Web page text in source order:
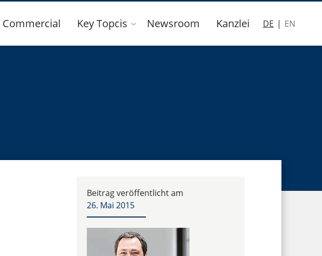
Commercial Key Topcis Newsroom Kanzlei DE EN
Beitrag veröffentlicht am
26. Mai 2015